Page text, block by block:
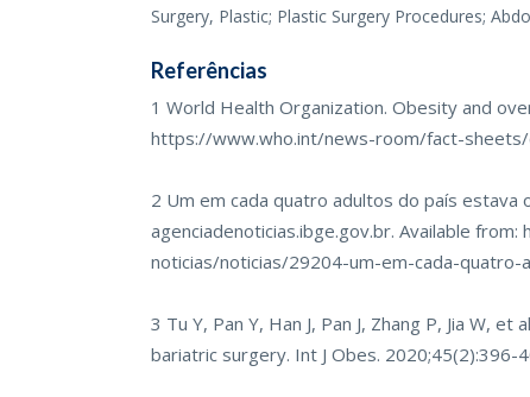
Surgery, Plastic; Plastic Surgery Procedures;
Referências
1 World Health Organization. Obesity and
https://www.who.int/news-room/fact-
2 Um em cada quatro adultos do país
agenciadenoticias.ibge.gov.br. Available from:
noticias/noticias/29204-um-em-cada-
3 Tu Y, Pan Y, Han J, Pan J, Zhang P, Jia W,
bariatric surgery. Int J Obes.